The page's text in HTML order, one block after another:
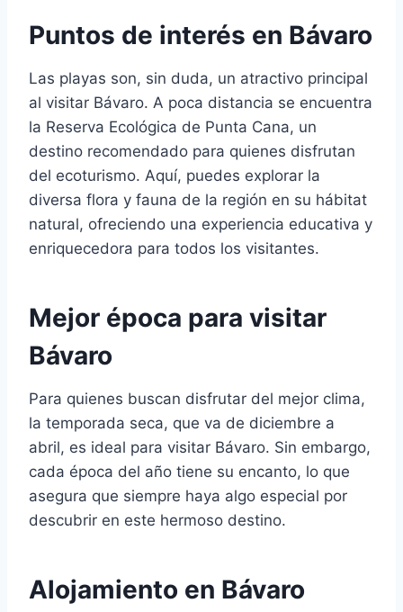
Puntos de interés en Bávaro
Las playas son, sin duda, un atractivo principal
al visitar Bávaro. A poca distancia se encuentra
la Reserva Ecológica de Punta Cana, un
destino recomendado para quienes disfrutan
del ecoturismo. Aquí, puedes explorar la
diversa flora y fauna de la región en su hábitat
natural, ofreciendo una experiencia educativa y
enriquecedora para todos los visitantes.
Mejor época para visitar
Bávaro
Para quienes buscan disfrutar del mejor clima,
la temporada seca, que va de diciembre a
abril, es ideal para visitar Bávaro. Sin embargo,
cada época del año tiene su encanto, lo que
asegura que siempre haya algo especial por
descubrir en este hermoso destino.
Alojamiento en Bávaro